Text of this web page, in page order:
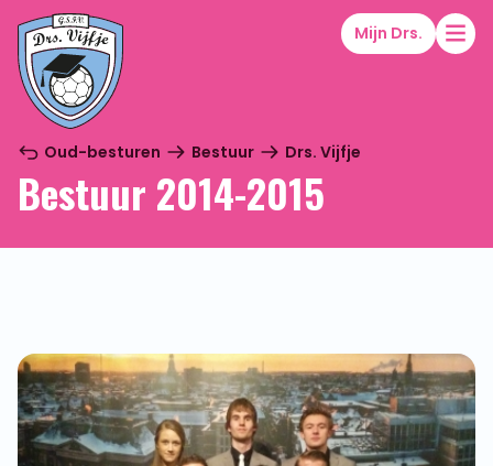
Mijn Drs.
Oud-besturen Bestuur Drs. Vijfje
Bestuur 2014-2015